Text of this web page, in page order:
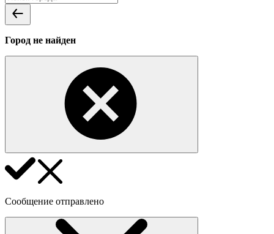
Город не найден
Сообщение отправлено